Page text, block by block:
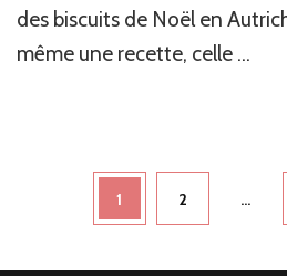
des biscuits de Noël en
même une recette, celle …
Navigation
Page
1 Page
2 …